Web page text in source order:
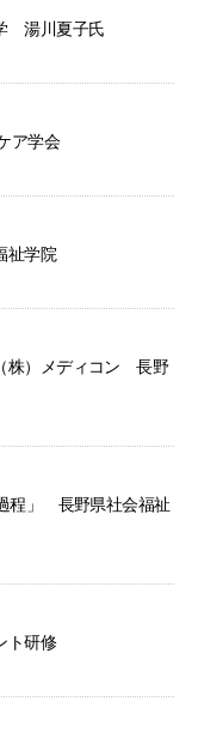
湯川夏子氏
ア学会
祉学院
株）メディコン 長野
程」 長野県社会福祉
ト研修